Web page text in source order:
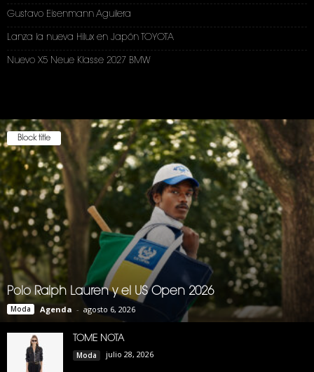
Gustavo Eisenmann Aguilera
Lanza la nueva Hilux en Japón TOYOTA
Nuevo X5 Neue Klasse 2027 BMW
Block title
Polo Ralph Lauren y el US Open 2026
Moda Agenda - agosto 6, 2026
TOME NOTA
Moda julio 28, 2026